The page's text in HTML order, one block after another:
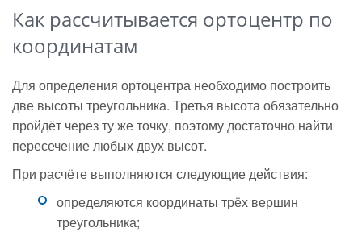
Как рассчитывается ортоцентр по
координатам
Для определения ортоцентра необходимо построить
две высоты треугольника. Третья высота обязательно
пройдёт через ту же точку, поэтому достаточно найти
пересечение любых двух высот.
При расчёте выполняются следующие действия:
определяются координаты трёх вершин
треугольника;